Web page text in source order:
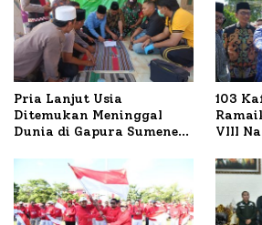
Pria Lanjut Usia
Ditemukan Meninggal
Dunia di Gapura Sumenep,
103
VIII